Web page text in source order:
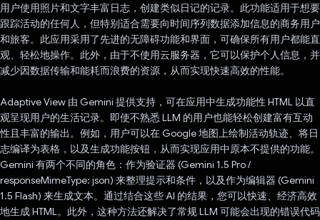
用户使用照片和文字丰富日志，创建类似日记的记录。此功能适用于想要
跟踪活动的任何人，但特别适合需要向时间序列数据添加信息的商务用户
和旅客。此应用采用了先进的无障碍功能和界面，可确保所有用户都能直
观、轻松地操作。此外，由于不使用云服务器，它可以保护个人信息，并
减少因数据传输和能耗而浪费的资源，从而实现快速高效的性能。
Adaptive View 由 Gemini 提供支持，可在应用中生成功能性 HTML 以直
观呈现用户的生活记录。即使不熟悉 LLM 的用户也能轻松创建富有互动
性且丰富的输出。例如，用户可以在 Google 地图上绘制活动轨迹、将日
志编译为表格，以及生成功能按钮，从而实现应用中原本不提供的功能。
Gemini 有两个不同的角色：作为验证器 (Gemini 1.5 Pro /
responseMimeType: json) 来整理提示和条件，以及作为编辑器 (Gemini
1.5 Flash) 来生成文本。通过结合这些 AI 的结果，您可以快速、经济高效
地生成 HTML。此外，这种方法还解决了常规 LLM 可能会出现的错误代码